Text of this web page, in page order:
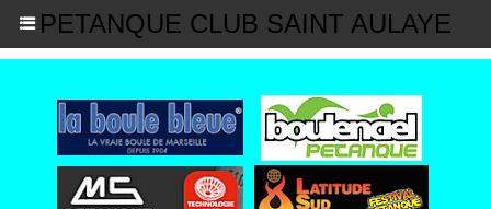
PETANQUE CLUB SAINT AULAYE